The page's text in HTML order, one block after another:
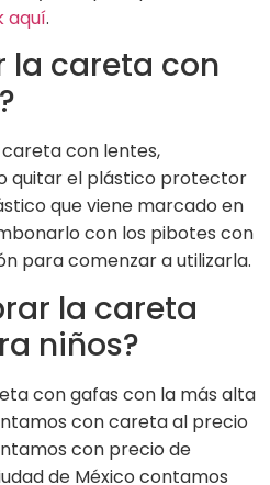
aquí.
la careta con
con lentes,
quitar el plástico protector
que viene marcado en
con los pibotes con
para comenzar a utilizarla.
la careta
niños?
con gafas con la más alta
con careta al precio
con precio de
de México contamos